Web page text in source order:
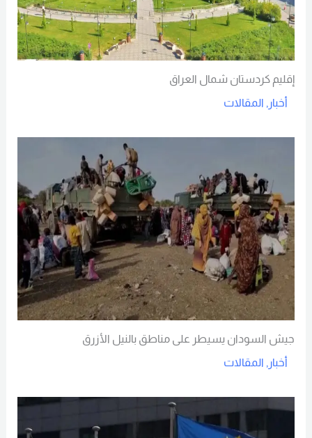
إقليم كردستان شمال العراق
أخبار , المقالات
جيش السودان يسيطر على مناطق بالنيل الأزرق
أخبار , المقالات